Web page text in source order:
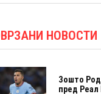
НОВОСТИ
Зошто
пред